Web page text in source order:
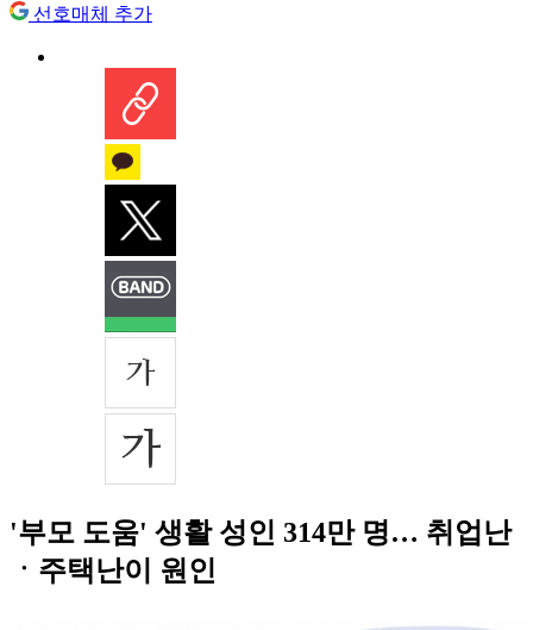
선호매체 추가
'부모 도움' 생활 성인 314만 명… 취업난
ㆍ주택난이 원인